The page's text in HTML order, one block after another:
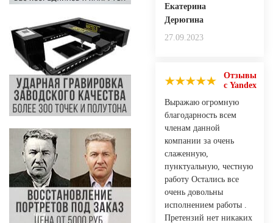
Екатерина
Дерюгина
27.09.2023
Отзывы
с Yandex
Выражаю огромную
благодарность всем
членам данной
компании за очень
слаженную,
пунктуальную, честную
работу Остались все
очень довольны
исполнением работы .
Претензий нет никаких